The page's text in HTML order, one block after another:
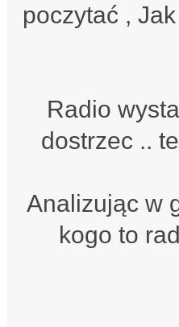
poczytać ,
Radio
dostrzec ..
Analizując w
kogo to